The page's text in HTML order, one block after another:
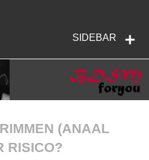
BDSMforyou
SIDEBAR
(ANAAL
RISICO?